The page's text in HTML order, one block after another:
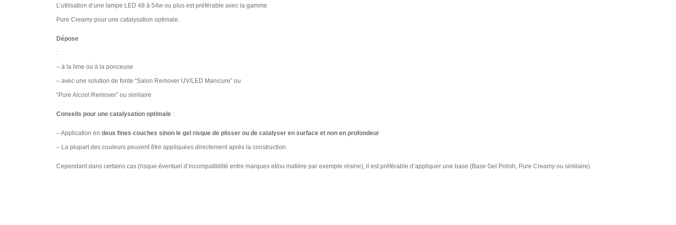
L’utilisation d’une lampe LED 48 à 54w ou plus est préférable avec la gamme
Pure Creamy pour une catalysation optimale.
Dépose
:
– à la lime ou à la ponceuse
– avec une solution de fonte “Salon Remover UV/LED Manicure” ou
“Pure Alcool Remover” ou similaire ​
Conseils pour une catalysation optimale :
– Application en deux fines couches sinon le gel risque de plisser ou de catalyser en surface et non en profondeur
– La plupart des couleurs peuvent être appliquées directement après la construction.
Cependant dans certains cas (risque éventuel d’incompatibilité entre marques et/ou matière par exemple résine), il est préférable d’appliquer une base (Base Gel Polish, Pure Creamy ou similaire)